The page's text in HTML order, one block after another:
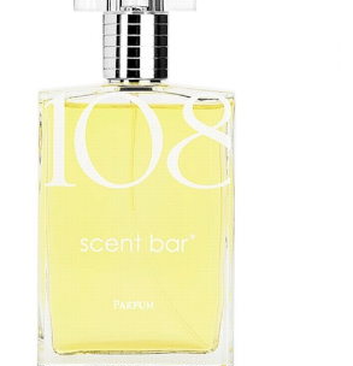
Предзаказ